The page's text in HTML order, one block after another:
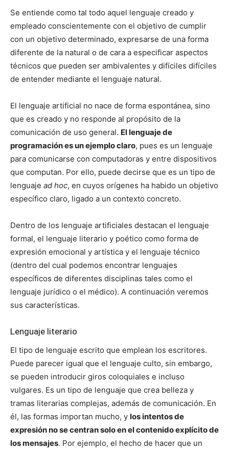
Se entiende como tal todo aquel lenguaje creado y
empleado conscientemente con el objetivo de cumplir
con un objetivo determinado, expresarse de una forma
diferente de la natural o de cara a especificar aspectos
técnicos que pueden ser ambivalentes y difíciles difíciles
de entender mediante el lenguaje natural.
El lenguaje artificial no nace de forma espontánea, sino
que es creado y no responde al propósito de la
comunicación de uso general. El lenguaje de
programación es un ejemplo claro, pues es un lenguaje
para comunicarse con computadoras y entre dispositivos
que computan. Por ello, puede decirse que es un tipo de
lenguaje ad hoc, en cuyos orígenes ha habido un objetivo
específico claro, ligado a un contexto concreto.
Dentro de los lenguaje artificiales destacan el lenguaje
formal, el lenguaje literario y poético como forma de
expresión emocional y artística y el lenguaje técnico
(dentro del cual podemos encontrar lenguajes
específicos de diferentes disciplinas tales como el
lenguaje jurídico o el médico). A continuación veremos
sus características.
Lenguaje literario
El tipo de lenguaje escrito que emplean los escritores.
Puede parecer igual que el lenguaje culto, sin embargo,
se pueden introducir giros coloquiales e incluso
vulgares. Es un tipo de lenguaje que crea belleza y
tramas literarias complejas, además de comunicación. En
él, las formas importan mucho, y los intentos de
expresión no se centran solo en el contenido explícito de
los mensajes. Por ejemplo, el hecho de hacer que un